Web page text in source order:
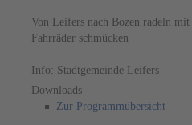
Von Leifers nach Bozen radeln
Fahrräder schmücken
Info: Stadtgemeinde Leifers
Downloads
Zur Programmübersicht